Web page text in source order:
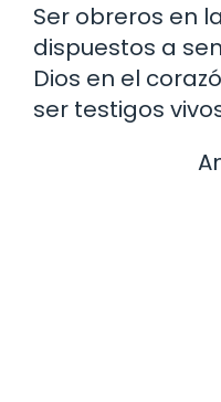
Ser obreros en
dispuestos a
Dios en el
ser testigos